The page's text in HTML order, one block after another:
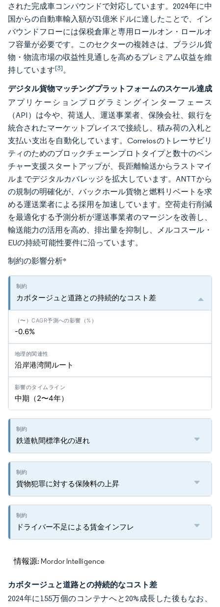
された完成車コンパウンドで対応しています。2024年に中
国からの自動車輸入額が31億米ドルに達したことで、イン
バウンドフローには保税倉庫と専用ロールオン・ロールオ
フ容量が必要です。このセクターの複雑さは、ブラジル貨
物・物流市場の収益性見通しを高めるプレミアム収益を維
持しています[3]。
デジタル貨物マッチングプラットフォームのスケール達成
アプリケーションプログラミングインターフェース
（API）は今や、荷送人、運送事業者、保険会社、銀行を
統合されたマーケットプレイスで接続し、積み荷の入札と
支払い支出を自動化しています。Correiosのトレーサビリ
ティのためのブロックチェーンプロトタイプと数十のベン
チャー支援スタートアップが、長距離輸送からラストマイ
ルまでデジタルカバレッジを拡大しています。ANTTから
の規制の明確化が、バックホール貨物と燃料リベートを求
める運送業者による採用を加速しています。空荷走行削減
を最適化する予測分析が運送事業者のマージンを改善し、
輸送能力の活用を高め、排出量を抑制し、メルコスール・
EUの持続可能性要件に沿っています。
制約の影響分析*
カボタージュと道路との持続的なコスト差
-0.6%
沿岸港湾間ルート
中期（2〜4年）
鉄道軌間標準化の遅れ
貨物犯罪に対する保険料の上昇
ドライバー不足による賃金インフレ
情報源: Mordor Intelligence
カボタージュと道路との持続的なコスト差
2024年に155万個のコンテナへと20%成長した後もなお、